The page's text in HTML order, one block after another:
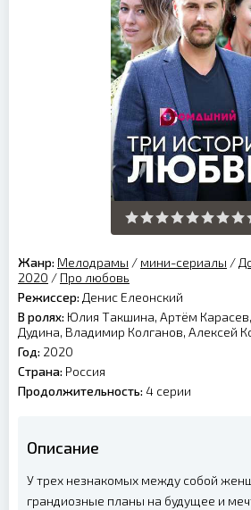
Жанр: Мелодрамы / мини-сериалы /
2020 / Про любовь
Режиссер: Денис Елеонский
В ролях: Юлия Такшина, Артём
Дудина, Владимир Колганов, Алексей
Год: 2020
Страна: Россия
Продолжительность: 4 серии
Описание
У трех незнакомых между собой
грандиозные планы на будущее и